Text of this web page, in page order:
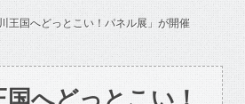
川王国へどっとこい！パネル展」が開催
国へどっとこい！